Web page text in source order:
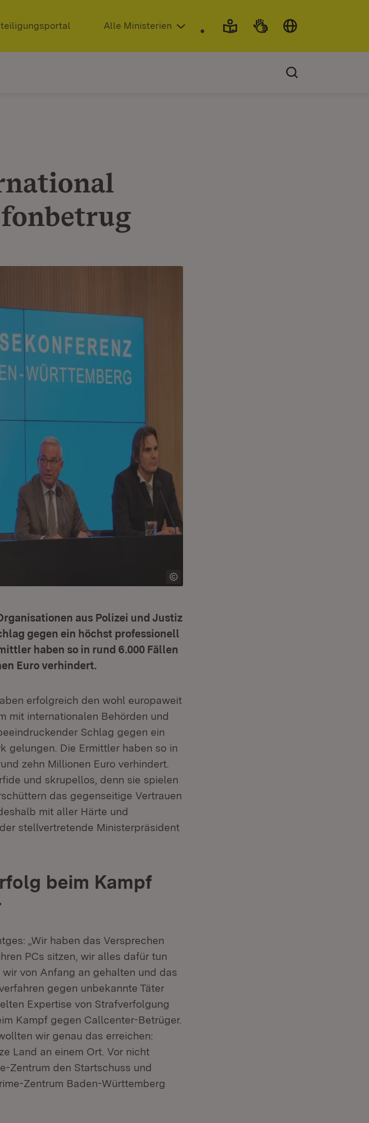
Fenster) (Öffnet in neuem Fenster)
Alle Ministerien
aus Polizei und Justiz
gegen ein höchst professionell
haben so in rund 6.000 Fällen
Euro verhindert.
erfolgreich den wohl europaweit
mit internationalen Behörden und
Schlag gegen ein
gelungen. Die Ermittler haben so in
zehn Millionen Euro verhindert.
und skrupellos, denn sie spielen
das gegenseitige Vertrauen
Fenster)mit aller Härte und
stellvertretende Ministerpräsident
beim Kampf
„Wir haben das Versprechen
PCs sitzen, wir alles dafür tun
von Anfang an gehalten und das
gegen unbekannte Täter
Expertise von Strafverfolgung
Kampf gegen Callcenter-Betrüger.
in neuem Fenster)
wir genau das erreichen:
Land an einem Ort. Vor nicht
Zentrum den Startschuss und
Zentrum Baden-Württemberg